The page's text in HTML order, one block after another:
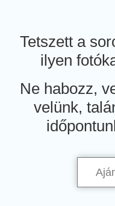
Tetszett a
ilyen
Ne habozz,
velünk,